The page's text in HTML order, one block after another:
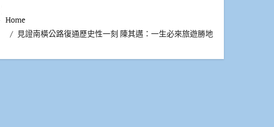
Home
見證南橫公路復通歷史性一刻 陳其邁：一生必來旅遊勝地